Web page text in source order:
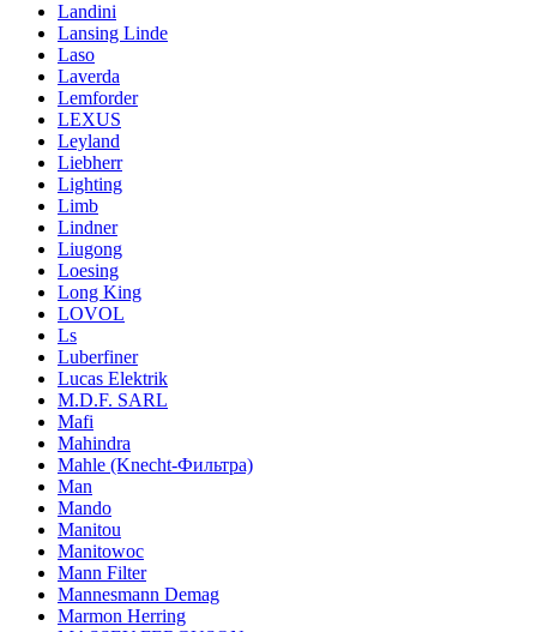
Landini
Lansing Linde
Laso
Laverda
Lemforder
LEXUS
Leyland
Liebherr
Lighting
Limb
Lindner
Liugong
Loesing
Long King
LOVOL
Ls
Luberfiner
Lucas Elektrik
M.D.F. SARL
Mafi
Mahindra
Mahle (Knecht-Фильтра)
Man
Mando
Manitou
Manitowoc
Mann Filter
Mannesmann Demag
Marmon Herring